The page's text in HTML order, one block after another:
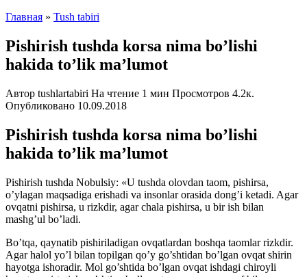
Главная » Tush tabiri
Pishirish tushda korsa nima bo’lishi
hakida to’lik ma’lumot
Автор tushlartabiri На чтение 1 мин Просмотров 4.2к.
Опубликовано 10.09.2018
Pishirish tushda korsa nima bo’lishi
hakida to’lik ma’lumot
Pishirish tushda Nobulsiy: «U tushda olovdan taom, pishirsa,
o’ylagan maqsadiga erishadi va insonlar orasida dong’i ketadi. Agar
ovqatni pishirsa, u rizkdir, agar chala pishirsa, u bir ish bilan
mashg’ul bo’ladi.
Bo’tqa, qaynatib pishiriladigan ovqatlardan boshqa taomlar rizkdir.
Agar halol yo’l bilan topilgan qo’y go’shtidan bo’lgan ovqat shirin
hayotga ishoradir. Mol go’shtida bo’lgan ovqat ishdagi chiroyli